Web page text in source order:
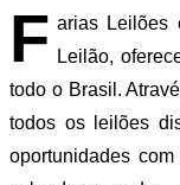
F arias Leilões
Leilão,
todo o Brasil.
todos os leilões
oportunidades